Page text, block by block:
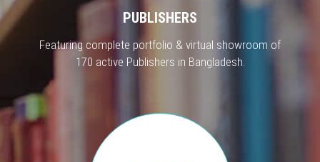
PUBLISHERS
Featuring complete portfolio & virtual showroom of
170 active Publishers in Bangladesh.